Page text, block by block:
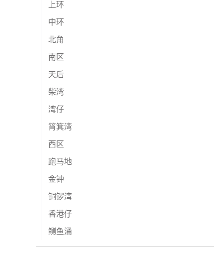
上环
中环
北角
南区
天后
柴湾
湾仔
筲箕湾
西区
跑马地
金钟
铜锣湾
香港仔
鲗鱼涌